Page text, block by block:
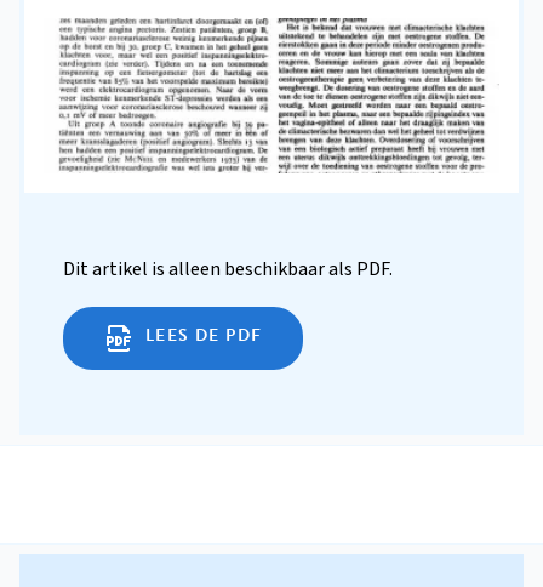
Dit artikel is alleen beschikbaar als PDF.
LEES DE PDF